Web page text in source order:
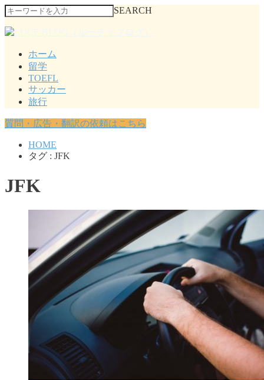
SEARCH
ホーム
留学
TOEFL
サッカー
旅行
質問・広告・翻訳の依頼はこちら
HOME
タグ : JFK
JFK